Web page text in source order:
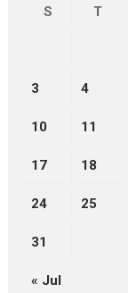
S
T
3 4
10 11
17 18
24 25
31
« Jul